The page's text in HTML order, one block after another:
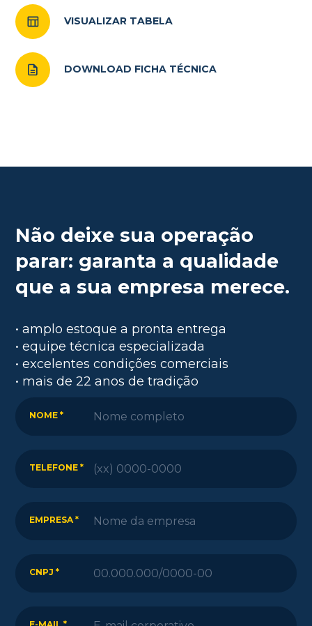
VISUALIZAR TABELA
DOWNLOAD FICHA TÉCNICA
Não deixe sua operação
parar: garanta a qualidade
que a sua empresa merece.
• amplo estoque a pronta entrega
• equipe técnica especializada
• excelentes condições comerciais
• mais de 22 anos de tradição
NOME *
TELEFONE *
EMPRESA *
CNPJ *